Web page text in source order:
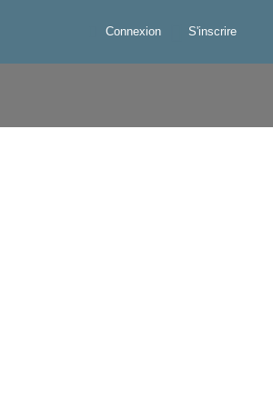
Connexion S'inscrire